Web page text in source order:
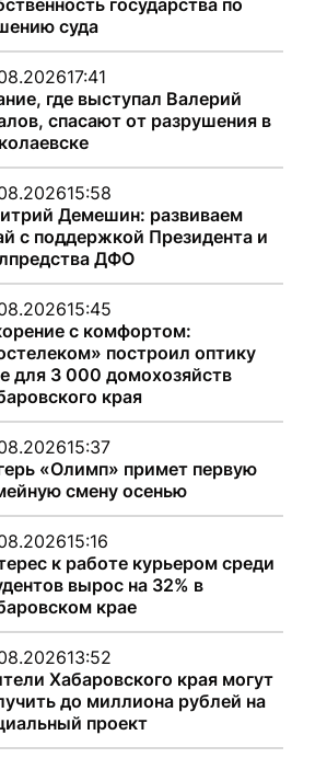
государства по
суда
17:41
где выступал Валерий
спасают от разрушения в
15:58
Демешин: развиваем
с поддержкой Президента и
ДФО
15:45
с комфортом:
построил оптику
для 3 000 домохозяйств
края
15:37
«Олимп» примет первую
смену осенью
15:16
к работе курьером среди
вырос на 32% в
крае
13:52
Хабаровского края могут
до миллиона рублей на
проект